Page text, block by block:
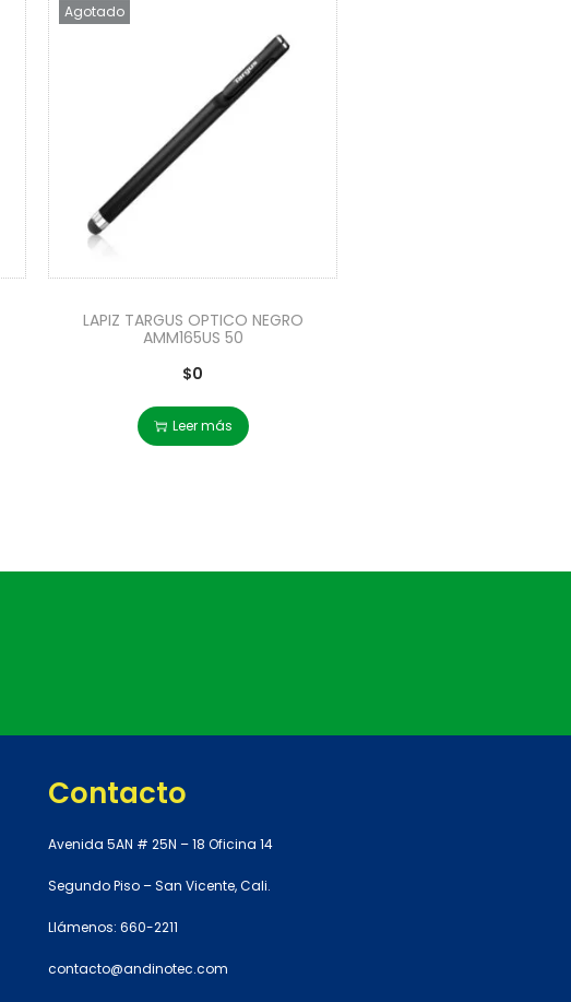
Agotado
LAPIZ TARGUS OPTICO NEGRO
AMM165US 50
$0
Leer más
Contacto
Avenida 5AN # 25N – 18 Oficina 14
Segundo Piso – San Vicente, Cali.
Llámenos: 660-2211
contacto@andinotec.com